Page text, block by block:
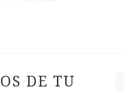
DE TU